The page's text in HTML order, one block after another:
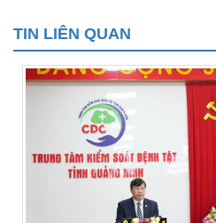
TIN LIÊN QUAN